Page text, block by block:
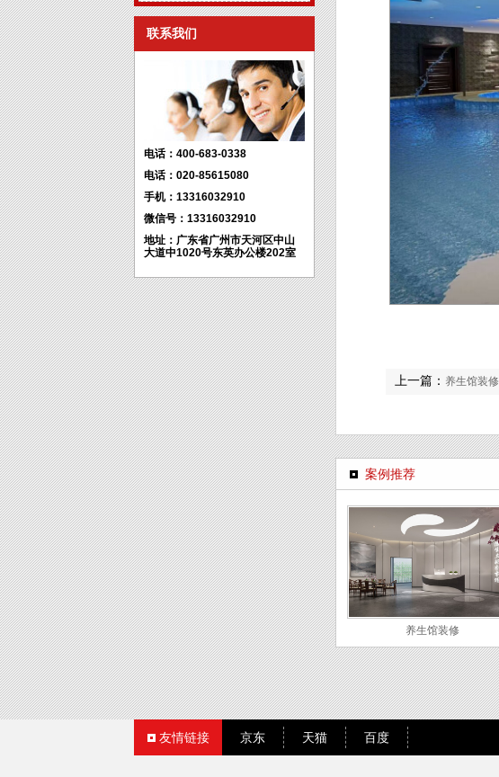
联系我们
电话：400-683-0338
电话：020-85615080
手机：13316032910
微信号：13316032910
地址：广东省广州市天河区中山
大道中1020号东英办公楼202室
上一篇： 养生馆装修
案例推荐
养生馆装修
友情链接 京东 天猫 百度